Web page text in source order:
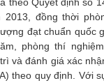
2013, đồng thời
đạt chuẩn quốc
phòng thí
và đánh giá xác
theo quy định. Với